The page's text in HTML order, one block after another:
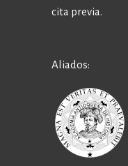
cita previa.
Aliados: